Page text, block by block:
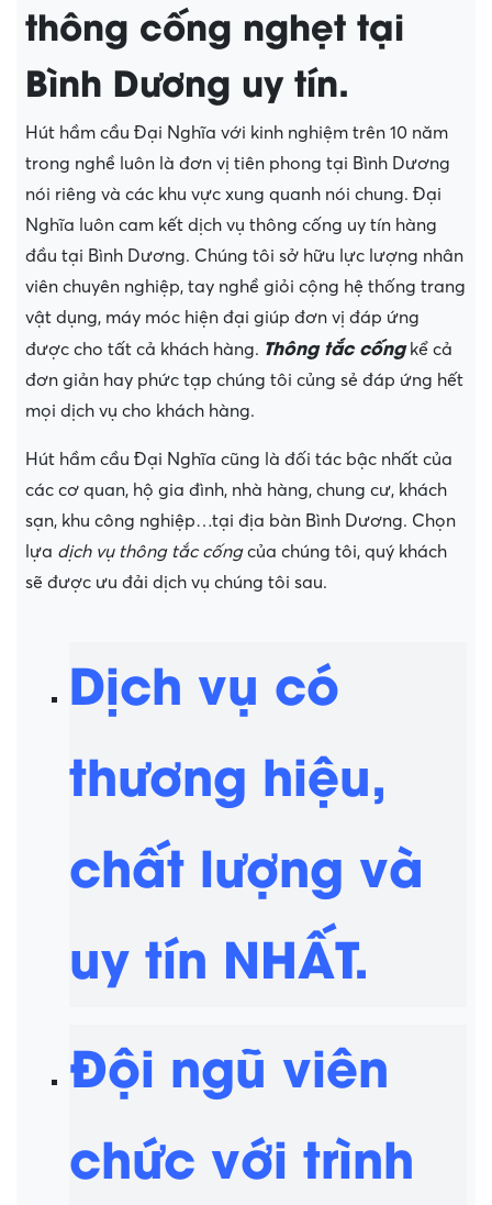
thông cống nghẹt tại
Bình Dương uy tín.
Hút hầm cầu Đại Nghĩa với kinh nghiệm trên 10 năm
trong nghề luôn là đơn vị tiên phong tại Bình Dương
nói riêng và các khu vực xung quanh nói chung. Đại
Nghĩa luôn cam kết dịch vụ thông cống uy tín hàng
đầu tại Bình Dương. Chúng tôi sở hữu lực lượng nhân
viên chuyên nghiệp, tay nghề giỏi cộng hệ thống trang
vật dụng, máy móc hiện đại giúp đơn vị đáp ứng
được cho tất cả khách hàng. Thông tắc cốngkể cả
đơn giản hay phức tạp chúng tôi củng sẻ đáp ứng hết
mọi dịch vụ cho khách hàng.
Hút hầm cầu Đại Nghĩa cũng là đối tác bậc nhất của
các cơ quan, hộ gia đình, nhà hàng, chung cư, khách
sạn, khu công nghiệp…tại địa bàn Bình Dương. Chọn
lựa dịch vụ thông tắc cốngcủa chúng tôi, quý khách
sẽ được ưu đải dịch vụ chúng tôi sau.
Dịch vụ có
thương hiệu,
chất lượng và
uy tín NHẤT.
Đội ngũ viên
chức với trình